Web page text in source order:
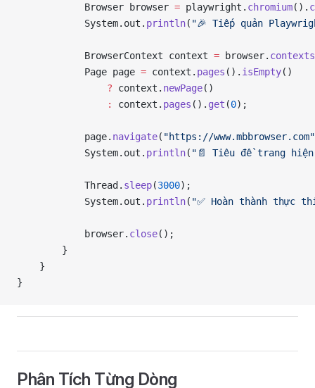
            Browser browser
= playwright. chromium().
            System.out.
println( "🎉 Tiếp quản
            BrowserContext context
= browser. contexts
            Page page
= context. pages (). isEmpty()
                ?
context. newPage()
                :
context. pages (). get (0);
            page.
navigate( "https://www.mbbrowser.com"
            System.out.
println( "📄 Tiêu đề trang
            Thread.
sleep(3000);
            System.out.
println( "✅ Hoàn thành thực
            browser.
close();
        }
    }
}
Phân Tích Từng Dòng